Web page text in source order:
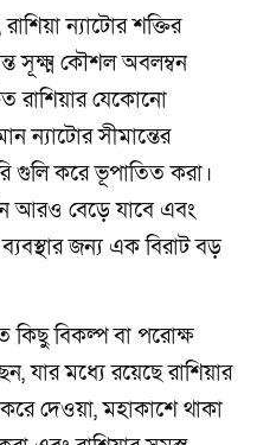
ন্যাটোর শক্তির
সূক্ষ্ম কৌশল অবলম্বন
রাশিয়ার যেকোনো
ন্যাটোর সীমান্তের
গুলি করে ভূপাতিত করা।
আরও বেড়ে যাবে এবং
জন্য এক বিরাট বড়
কিছু বিকল্প বা পরোক্ষ
যার মধ্যে রয়েছে রাশিয়ার
করে দেওয়া, মহাকাশে থাকা